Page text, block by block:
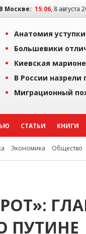
В Москве: 15:06, 8 августа
Анатомия
Большевики
Киевская
В России
Миграционный
СТАТЬИ КНИГИ
Экономика Общество
ПУТИНЕ